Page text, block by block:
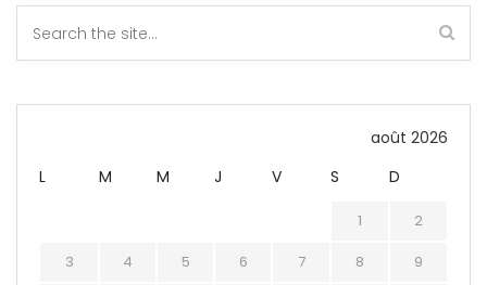
août 2026
L
M M J V S D
1
2
3
4 5 6 7 8 9